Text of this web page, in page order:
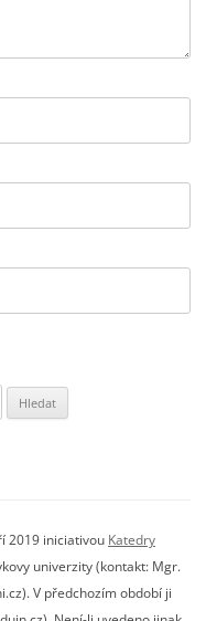
2019 iniciativou Katedry
univerzity (kontakt: Mgr.
V předchozím období ji